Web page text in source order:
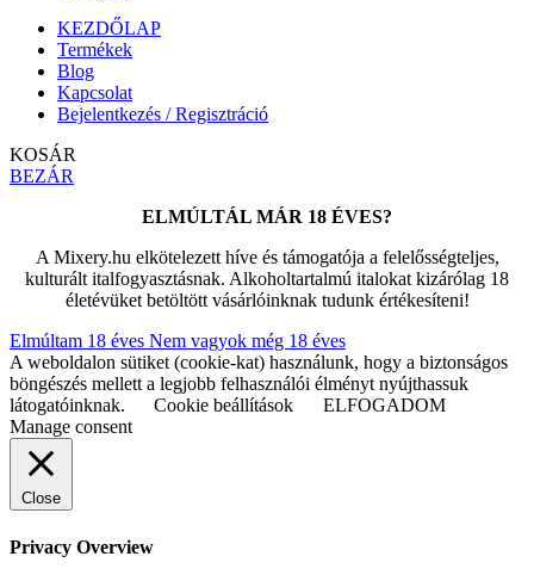
KEZDŐLAP
Termékek
Blog
Kapcsolat
Bejelentkezés / Regisztráció
KOSÁR
BEZÁR
ELMÚLTÁL MÁR 18 ÉVES?
A Mixery.hu elkötelezett híve és támogatója a felelősségteljes,
kulturált italfogyasztásnak. Alkoholtartalmú italokat kizárólag 18
életévüket betöltött vásárlóinknak tudunk értékesíteni!
Elmúltam 18 éves Nem vagyok még 18 éves
A weboldalon sütiket (cookie-kat) használunk, hogy a biztonságos
böngészés mellett a legjobb felhasználói élményt nyújthassuk
látogatóinknak.
Cookie beállítások
ELFOGADOM
Manage consent
Close
Privacy Overview